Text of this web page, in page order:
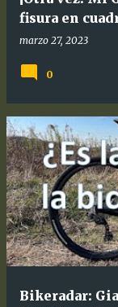
fisura en
marzo 27, 2023
0
Bikeradar: